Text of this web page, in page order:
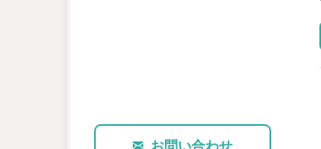
お問い合わせ